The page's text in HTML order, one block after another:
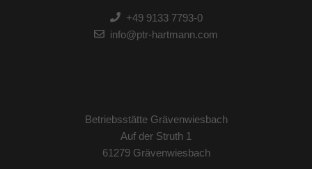
+49 9133 7793-0
info@ptr-hartmann.com
Betriebsstätte Grävenwiesbach
Auf der Struth 1
61279 Grävenwiesbach